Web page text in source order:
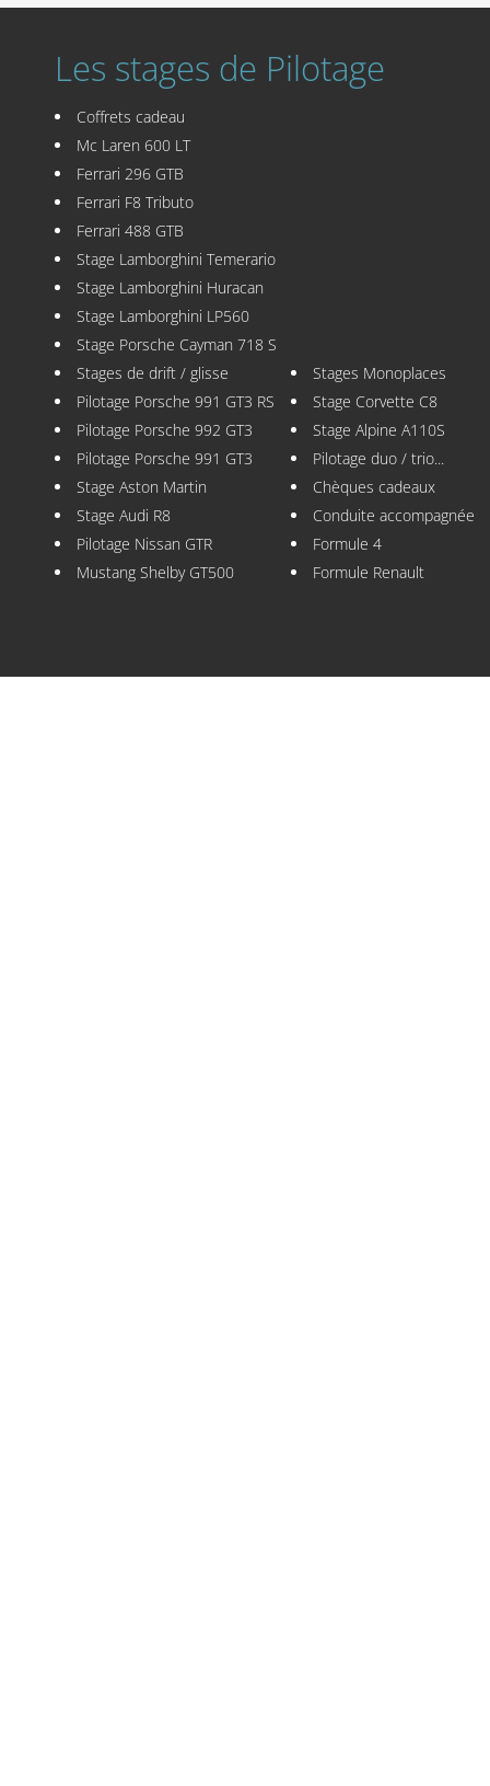
Les stages de Pilotage
Coffrets cadeau
Mc Laren 600 LT
Ferrari 296 GTB
Ferrari F8 Tributo
Ferrari 488 GTB
Stage Lamborghini Temerario
Stage Lamborghini Huracan
Stage Lamborghini LP560
Stage Porsche Cayman 718 S
Stages de drift / glisse
Pilotage Porsche 991 GT3 RS
Pilotage Porsche 992 GT3
Pilotage Porsche 991 GT3
Stage Aston Martin
Stage Audi R8
Pilotage Nissan GTR
Mustang Shelby GT500
Stages Monoplaces
Stage Corvette C8
Stage Alpine A110S
Pilotage duo / trio...
Chèques cadeaux
Conduite accompagnée
Formule 4
Formule Renault